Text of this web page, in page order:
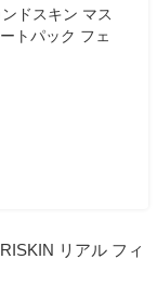
ドスキン マス
トパック フェ
リアル フィ